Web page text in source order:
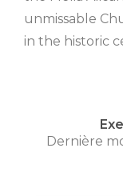
unmissable
in the historic
Dernière